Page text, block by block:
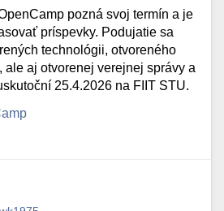
pozná svoj termín a je
príspevky. Podujatie sa
technológii, otvoreného
ale aj otvorenej verejnej správy a
25.4.2026 na FIIT STU.